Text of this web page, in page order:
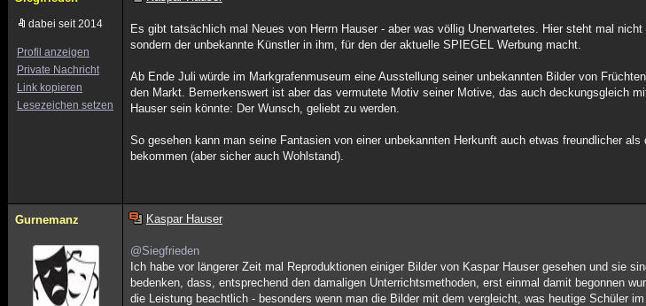
dabei seit 2014
Profil anzeigen
Private Nachricht
Link kopieren
Lesezeichen setzen
Es gibt tatsächlich mal Neues von Herrn Hauser - aber was völlig Unerwartetes. Hier steht mal
sondern der unbekannte Künstler in ihm, für den der aktuelle SPIEGEL Werbung macht.
Ab Ende Juli würde im Markgrafenmuseum eine Ausstellung seiner unbekannten Bilder von
den Markt. Bemerkenswert ist aber das vermutete Motiv seiner Motive, das auch deckungsgleich
Hauser sein könnte: Der Wunsch, geliebt zu werden.
So gesehen kann man seine Fantasien von einer unbekannten Herkunft auch etwas freundlicher
bekommen (aber sicher auch Wohlstand).
Gurnemanz Kaspar Hauser
@Siegfrieden
Ich habe vor längerer Zeit mal Reproduktionen einiger Bilder von Kaspar Hauser gesehen und sie
bedenken, dass, entsprechend den damaligen Unterrichtsmethoden, erst einmal damit begonnen
die Leistung beachtlich - besonders wenn man die Bilder mit dem vergleicht, was heutige Schüler